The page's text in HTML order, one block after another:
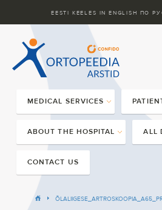
EESTI KEELES IN ENGLISH ПО
MEDICAL SERVICES
ABOUT THE HOSPITAL ALL
CONTACT US